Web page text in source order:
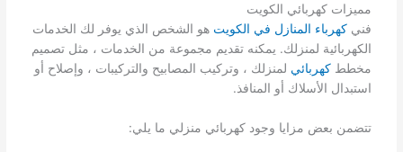
مميزات كهربائي الكويت
فني كهرباء المنازل في الكويت هو الشخص الذي يوفر لك الخدمات
الكهربائية لمنزلك. يمكنه تقديم مجموعة من الخدمات ، مثل تصميم
مخطط كهربائي لمنزلك ، وتركيب المصابيح والتركيبات ، وإصلاح أو
استبدال الأسلاك أو المنافذ.
تتضمن بعض مزايا وجود كهربائي منزلي ما يلي: